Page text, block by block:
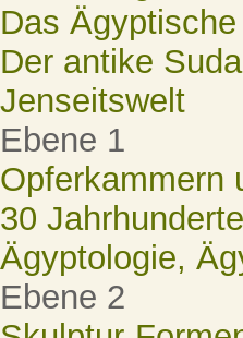
Das Ägyptische
Der antike
Jenseitswelt
Ebene 1
Opferkammern
30
Ägyptologie,
Ebene 2